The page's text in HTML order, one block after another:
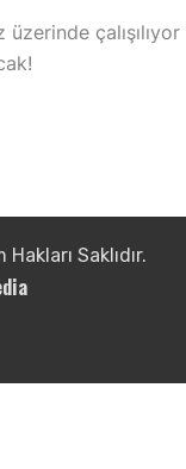
çalışılıyor
Saklıdır.